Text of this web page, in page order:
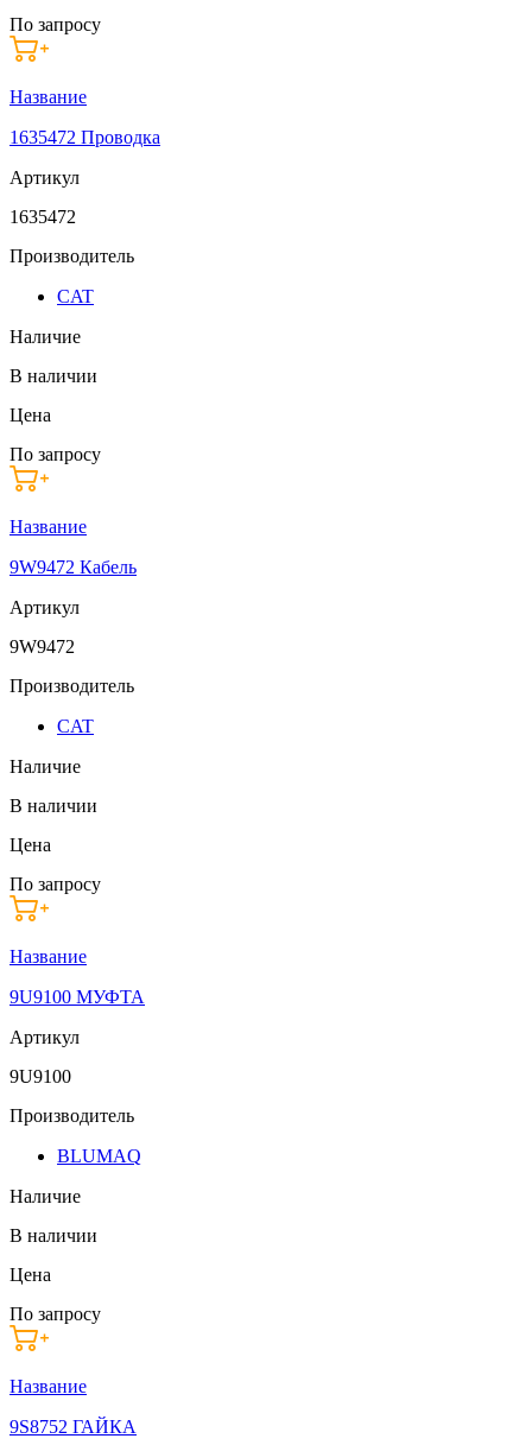
По запросу
Название
1635472 Проводка
Артикул
1635472
Производитель
CAT
Наличие
В наличии
Цена
По запросу
Название
9W9472 Кабель
Артикул
9W9472
Производитель
CAT
Наличие
В наличии
Цена
По запросу
Название
9U9100 МУФТА
Артикул
9U9100
Производитель
BLUMAQ
Наличие
В наличии
Цена
По запросу
Название
9S8752 ГАЙКА